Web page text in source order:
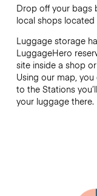
Drop off your bags
local shops
Luggage storage
LuggageHero
site inside a shop
Using our map,
to the Stations
your luggage there.